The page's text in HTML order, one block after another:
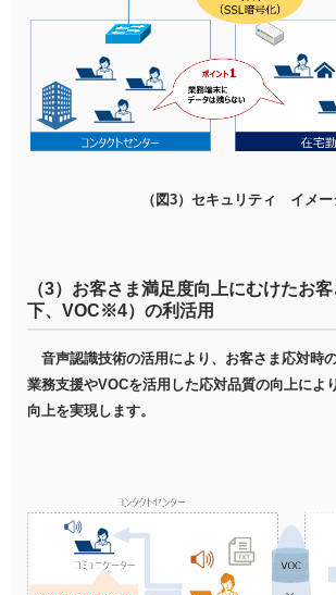
（図3）セキュリティ イメー
（3）お客さま満足度向上にむけたお
下、VOC※4）の利活用
音声認識技術の活用により、お客さま応対時
業務支援やVOCを活用した応対品質の向上によ
向上を実現します。